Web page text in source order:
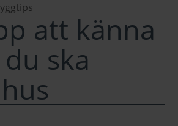
att känna
ska